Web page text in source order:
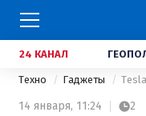
24 КАНАЛ
Техно Гаджеты
14 января, 11:24 2